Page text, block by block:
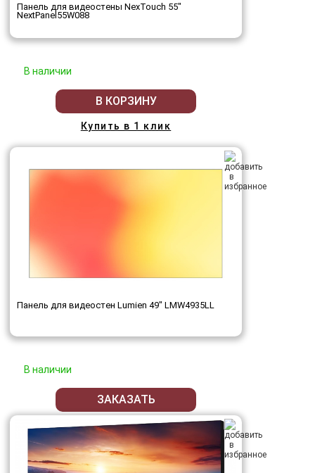
Панель для видеостены NexTouch 55"
NextPanel55W088
В наличии
В КОРЗИНУ
Купить в 1 клик
Панель для видеостен Lumien 49" LMW4935LL
В наличии
ЗАКАЗАТЬ